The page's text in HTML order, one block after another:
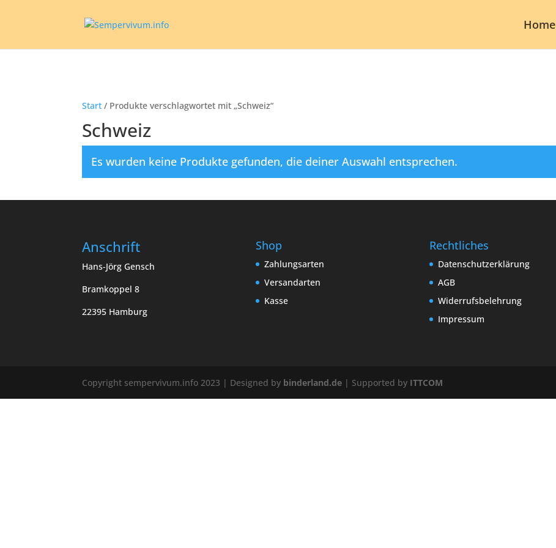
Home
Start / Produkte verschlagwortet mit „Schweiz“
Schweiz
Es wurden keine Produkte gefunden, die deiner Auswahl entsprechen.
Anschrift
Hans-Jörg Gensch
Bramkoppel 8
22395 Hamburg
Shop
Zahlungsarten
Versandarten
Kasse
Rechtliches
Datenschutzerklärung
AGB
Widerrufsbelehrung
Impressum
Copyright sempervivum.info 2023 | Designed by binderland.de | Supported by ITTCOM